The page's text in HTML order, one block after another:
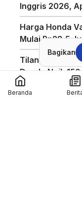
Inggris 2026,
Harga Honda
Mulai Rp28,5
Tilang Manual
Denda Naik
Mario Aji
Bagikan
Beranda